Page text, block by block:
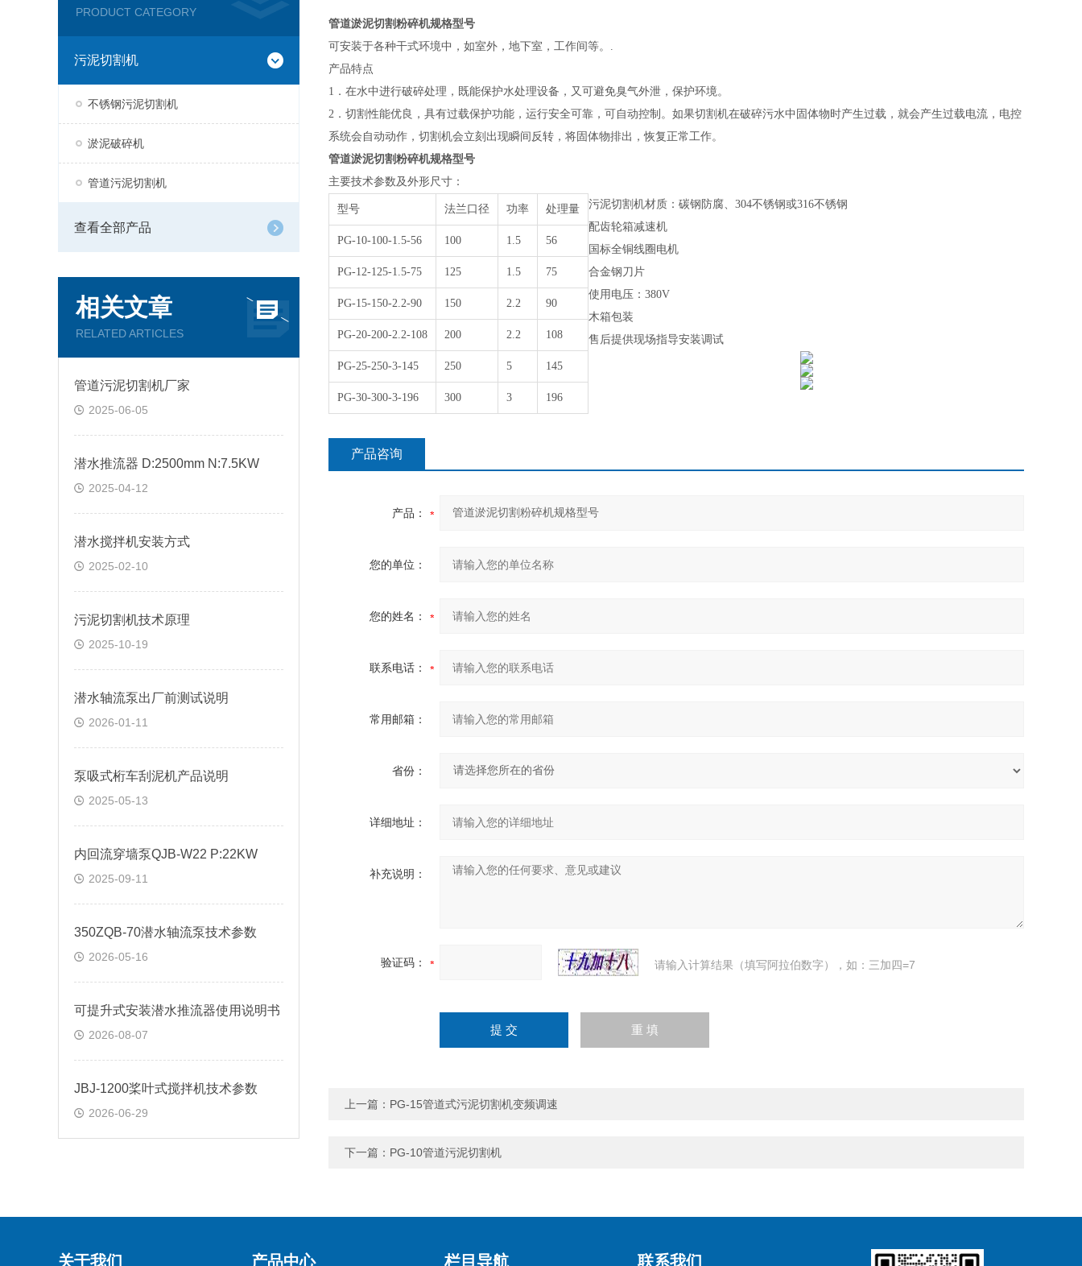
PRODUCT CATEGORY
污泥切割机
不锈钢污泥切割机
淤泥破碎机
管道污泥切割机
查看全部产品
相关文章
RELATED ARTICLES
管道污泥切割机厂家
2025-06-05
潜水推流器 D:2500mm N:7.5KW
2025-04-12
潜水搅拌机安装方式
2025-02-10
污泥切割机技术原理
2025-10-19
潜水轴流泵出厂前测试说明
2026-01-11
泵吸式桁车刮泥机产品说明
2025-05-13
内回流穿墙泵QJB-W22 P:22KW
2025-09-11
350ZQB-70潜水轴流泵技术参数
2026-05-16
可提升式安装潜水推流器使用说明书
2026-08-07
JBJ-1200桨叶式搅拌机技术参数
2026-06-29
管道淤泥切割粉碎机规格型号
可安装于各种干式环境中，如室外，地下室，工作间等。 .
产品特点
1．在水中进行破碎处理，既能保护水处理设备，又可避免臭气外泄，保护环境。
2．切割性能优良，具有过载保护功能，运行安全可靠，可自动控制。如果切割机在破碎污水中固体物时产生过载，就会产生过载电流，电控
系统会自动动作，切割机会立刻出现瞬间反转，将固体物排出，恢复正常工作。
管道淤泥切割粉碎机规格型号
主要技术参数及外形尺寸 ：
型号 法兰口径 功率 处理量
PG-10-100-1.5-56 100 1.5 56
PG-12-125-1.5-75 125 1.5 75
PG-15-150-2.2-90 150 2.2 90
PG-20-200-2.2-108 200 2.2 108
PG-25-250-3-145 250 5 145
PG-30-300-3-196 300 3 196
污泥切割机材质：碳钢防腐、 304不锈钢或316不锈钢
配齿轮箱减速机
国标全铜线圈电机
合金钢刀片
使用电压： 380V
木箱包装
售后提供现场指导安装调试
产品咨询
产品：
您的单位：
您的姓名：
联系电话：
常用邮箱：
省份：
详细地址：
补充说明：
验证码： 请输入计算结果（填写阿拉伯数字），如：三加四=7
上一篇： PG-15管道式污泥切割机变频调速
下一篇： PG-10管道污泥切割机
关于我们 产品中心 栏目导航 联系我们